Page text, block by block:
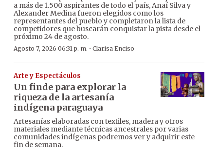
a más de 1.500 aspirantes de todo el país, Anaí Silva y
Alexander Medina fueron elegidos como los
representantes del pueblo y completaron la lista de
competidores que buscarán conquistar la pista desde el
próximo 24 de agosto.
Agosto 7, 2026 06:31 p. m. · Clarisa Enciso
Arte y Espectáculos
Un finde para explorar la
riqueza de la artesanía
indígena paraguaya
Artesanías elaboradas con textiles, madera y otros
materiales mediante técnicas ancestrales por varias
comunidades indígenas podremos ver y adquirir este
fin de semana.